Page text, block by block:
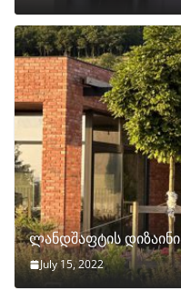
ლანდშაფტის დიზაინი
July 15, 2022